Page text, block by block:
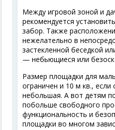
Между игровой зоной и
рекомендуется
забор. Также
нежелательно в
застекленной беседкой
— небьющиеся или
Размер площадки для
ограничен и 10 м кв., если
небольшая. А вот детям
побольше свободного
функциональность и
площадки во многом